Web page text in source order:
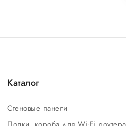
Каталог
Стеновые панели
Полки, короба для Wi-Fi роутера